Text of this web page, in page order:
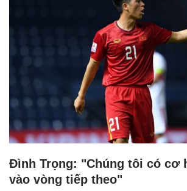
Đình Trọng: "Chúng tôi có cơ
vào vòng tiếp theo"